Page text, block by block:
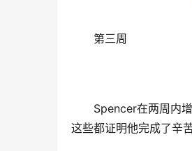
第三周
Spencer在两周内
这些都证明他完成了辛